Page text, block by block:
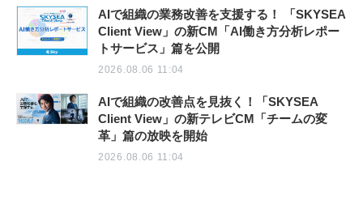
AIで組織の業務改善を支援する！ 「SKYSEA
Client View」の新CM「AI働き方分析レポー
トサービス」篇を公開
2026.08.06 11:04
AIで組織の改善点を見抜く！「SKYSEA
Client View」の新テレビCM「チームの変
革」篇の放映を開始
2026.08.06 11:04